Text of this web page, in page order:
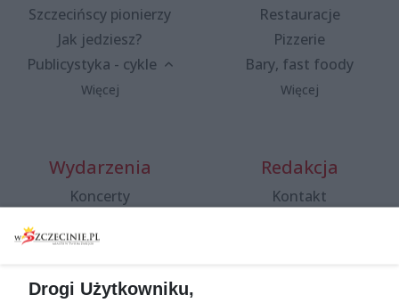
Szczecińscy pionierzy
Jak jedziesz?
Publicystyka - cykle
Więcej
Restauracje
Pizzerie
Bary, fast foody
Więcej
Wydarzenia
Koncerty
Spacery i oprowadzania
targi
Redakcja
Kontakt
Drogi Użytkowniku,